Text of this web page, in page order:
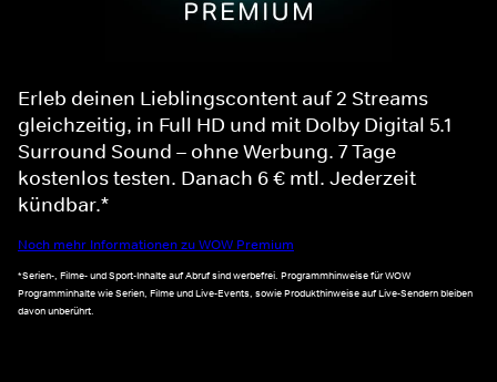
Erleb deinen Lieblingscontent auf 2 Streams
gleichzeitig, in Full HD und mit Dolby Digital 5.1
Surround Sound – ohne Werbung. 7 Tage
kostenlos testen. Danach 6 € mtl. Jederzeit
kündbar.*
Noch mehr Informationen zu WOW Premium
*Serien-, Filme- und Sport-Inhalte auf Abruf sind werbefrei. Programmhinweise für WOW
Programminhalte wie Serien, Filme und Live-Events, sowie Produkthinweise auf Live-Sendern bleiben
davon unberührt.